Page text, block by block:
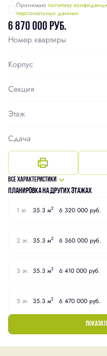
Принимаю политику
персональных данных
6 870 000 руб.
Номер квартиры
Корпус
Секция
Этаж
Сдача
Все характеристики
Планировка на других этажах
1 эт. 35.3 м2 6 320 000 руб.
2 эт. 35.3 м2 6 360 000 руб.
3 эт. 35.3 м2 6 410 000 руб.
5 эт. 35.3 м2 6 470 000 руб.